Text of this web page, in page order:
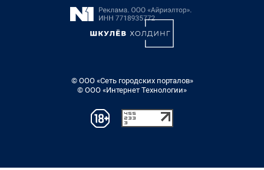
© ООО «Сеть городских порталов»
© ООО «Интернет Технологии»